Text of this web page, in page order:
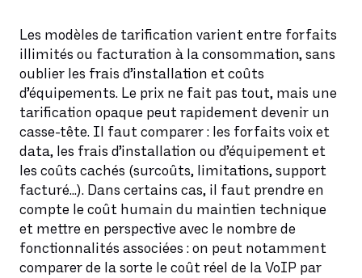
Les modèles de tarification varient entre forfaits
illimités ou facturation à la consommation, sans
oublier les frais d’installation et coûts
d’équipements. Le prix ne fait pas tout, mais une
tarification opaque peut rapidement devenir un
casse-tête. Il faut comparer : les forfaits voix et
data, les frais d’installation ou d’équipement et
les coûts cachés (surcoûts, limitations, support
facturé...). Dans certains cas, il faut prendre en
compte le coût humain du maintien technique
et mettre en perspective avec le nombre de
fonctionnalités associées : on peut notamment
comparer de la sorte le coût réel de la VoIP par